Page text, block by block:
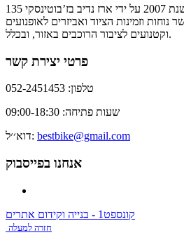
בסט בייק סנטר הוקמה בשנת 2007 על ידי ארז נדיב בז’בוטינסקי 135
וזמינות הציוד ואביזרים לאופנועים
וקטנועים לציבור הרוכבים באזור, ובכלל.
פרטי יצירת קשר
טלפון: 052-2451453
שעות פתיחה: 09:00-18:30
דוא׳׳ל: bestbike@gmail.com
אנחנו בפייסבוק
קונספט1 - בנייה וקידום אתרים
חזרה למעלה